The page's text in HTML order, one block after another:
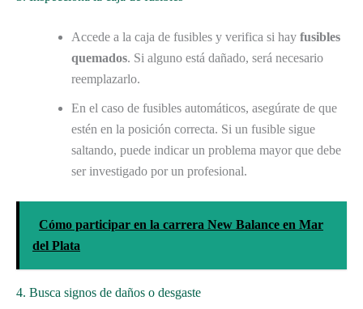
Accede a la caja de fusibles y verifica si hay fusibles
quemados. Si alguno está dañado, será necesario
reemplazarlo.
En el caso de fusibles automáticos, asegúrate de que
estén en la posición correcta. Si un fusible sigue
saltando, puede indicar un problema mayor que debe
ser investigado por un profesional.
Cómo participar en la carrera New Balance en Mar
del Plata
4. Busca signos de daños o desgaste